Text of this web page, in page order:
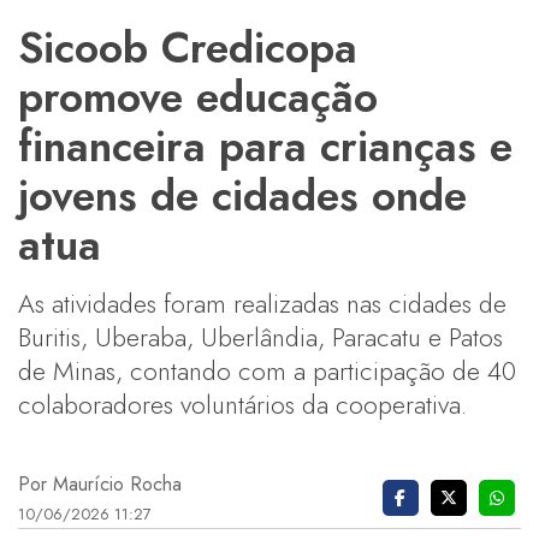
Sicoob Credicopa
promove educação
financeira para crianças e
jovens de cidades onde
atua
As atividades foram realizadas nas cidades de
Buritis, Uberaba, Uberlândia, Paracatu e Patos
de Minas, contando com a participação de 40
colaboradores voluntários da cooperativa.
Por Maurício Rocha
10/06/2026 11:27